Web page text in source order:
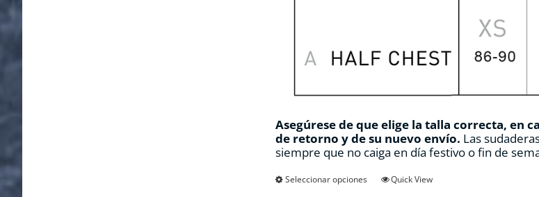
Asegúrese de que elige la talla correcta, en
de retorno y de su nuevo envío. Las
siempre que no caiga en día festivo o fin de
Seleccionar opciones
EsteQuick View